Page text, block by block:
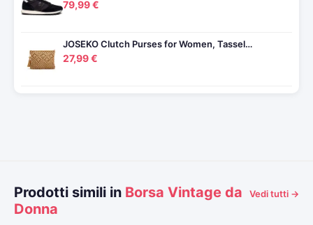
79,99 €
JOSEKO Clutch Purses for Women, Tassel…
27,99 €
Prodotti simili in Borsa Vintage da
Donna
Vedi tutti →